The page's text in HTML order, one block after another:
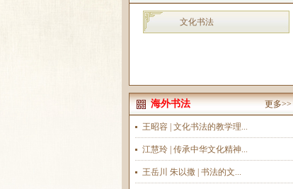
文化书法
海外书法 更多>>
王昭容 | 文化书法的教学理...
江慧玲 | 传承中华文化精神...
王岳川 朱以撒 | 书法的文...